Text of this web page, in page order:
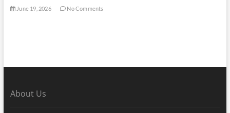
June 19, 2026 No Comments
About Us